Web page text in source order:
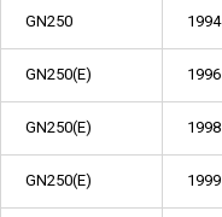
GN250 1994
GN250(E) 1996
GN250(E) 1998
GN250(E) 1999